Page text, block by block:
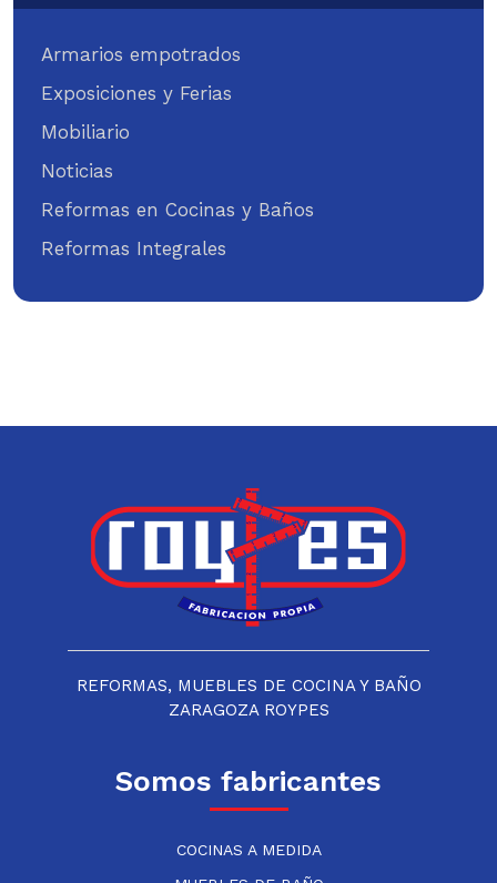
Armarios empotrados
Exposiciones y Ferias
Mobiliario
Noticias
Reformas en Cocinas y Baños
Reformas Integrales
Somos fabricantes
COCINAS A MEDIDA
REFORMAS, MUEBLES DE COCINA Y BAÑO
ZARAGOZA ROYPES